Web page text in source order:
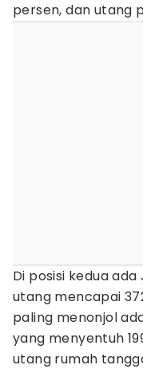
persen, dan utang
Di posisi kedua
utang mencapai
paling menonjol
yang menyentuh
utang rumah